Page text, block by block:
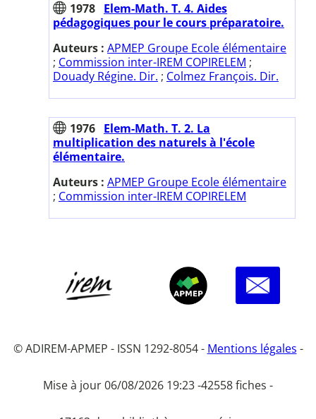
1978 Elem-Math. T. 4. Aides
pédagogiques pour le cours préparatoire.
Auteurs : APMEP Groupe Ecole élémentaire
; Commission inter-IREM COPIRELEM ;
Douady Régine. Dir. ; Colmez François. Dir.
1976 Elem-Math. T. 2. La
multiplication des naturels à l'école
élémentaire.
Auteurs : APMEP Groupe Ecole élémentaire
; Commission inter-IREM COPIRELEM
© ADIREM-APMEP - ISSN 1292-8054 - Mentions légales -
Mise à jour 06/08/2026 19:23 -42558 fiches -